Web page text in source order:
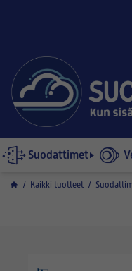
Suodattimet
/ Kaikki tuotteet /